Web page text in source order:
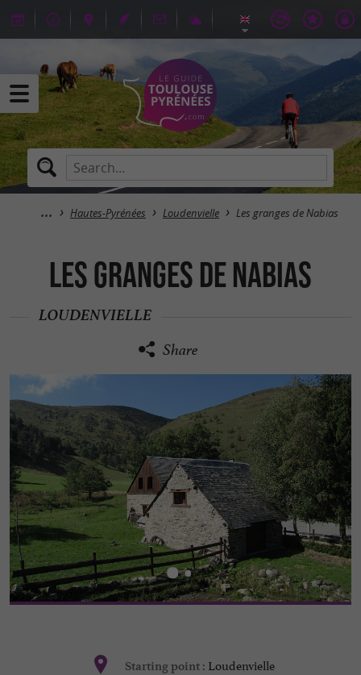
Hautes-Pyrénées Loudenvielle Les granges de Nabias
Les granges de Nabias
LOUDENVIELLE
Share
Starting point : Loudenvielle